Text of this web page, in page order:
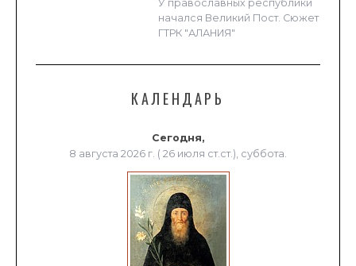
У православных республики
начался Великий Пост. Сюжет
ГТРК "АЛАНИЯ"
КАЛЕНДАРЬ
Сегодня,
8 августа 2026 г. ( 26 июля ст.ст.), суббота.